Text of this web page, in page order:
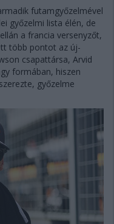
futamgyőzelmével
győzelmi lista élén, de
a francia versenyzőt,
több pontot az új-
csapattársa, Arvid
formában, hiszen
győzelme